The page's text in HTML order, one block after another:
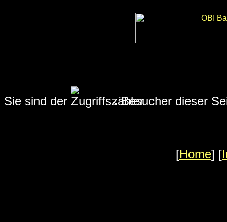
Sie sind der .Besucher dieser
[Home] [